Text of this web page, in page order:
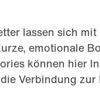
lassen sich
emotionale
können hier
Verbindung zur